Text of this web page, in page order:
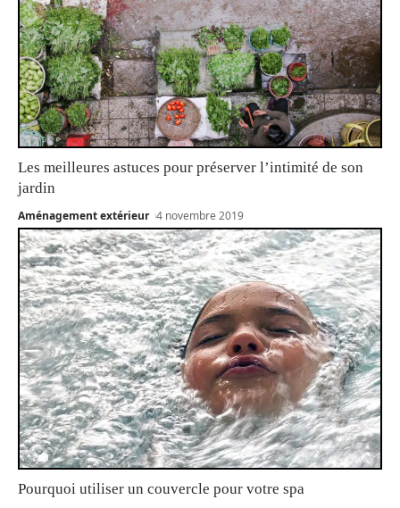
Les meilleures astuces pour préserver l’intimité de son
jardin
Aménagement extérieur 4 novembre 2019
Pourquoi utiliser un couvercle pour votre spa